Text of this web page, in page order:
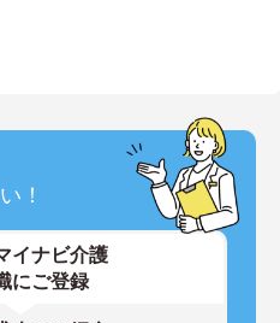
！
イナビ介護
にご登録